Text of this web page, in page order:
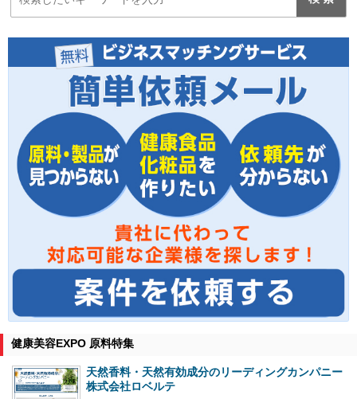
健康美容EXPO 原料特集
天然香料・天然有効成分のリーディングカンパニー
株式会社ロベルテ